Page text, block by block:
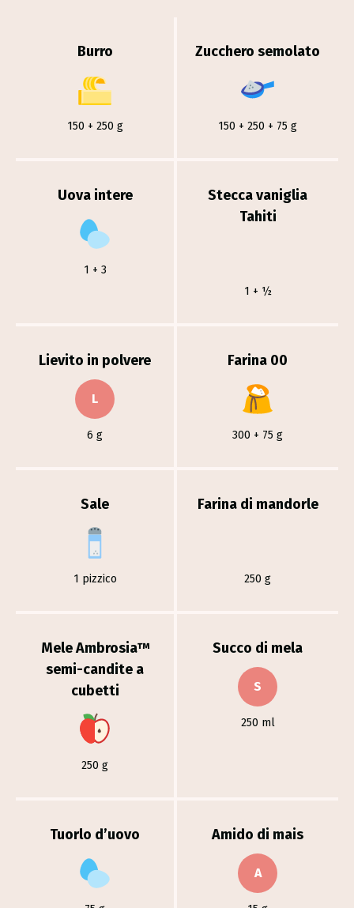
Burro
150 + 250 g
Zucchero semolato
150 + 250 + 75 g
Uova intere
1 + 3
Stecca vaniglia
Tahiti
1 + ½
Lievito in polvere
L
6 g
Farina 00
300 + 75 g
Sale
1 pizzico
Farina di mandorle
250 g
Mele Ambrosia™
semi-candite a
cubetti
250 g
Succo di mela
S
250 ml
Tuorlo d’uovo Amido di mais
A